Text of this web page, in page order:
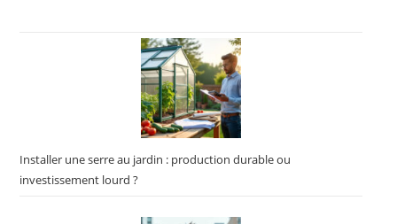
Installer une serre au jardin : production durable ou
investissement lourd ?